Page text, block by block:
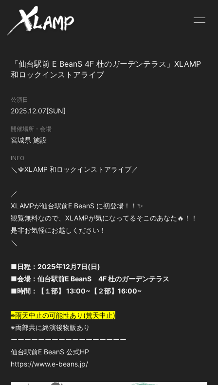
SCHEDULE
公式ストア
DISCOGRAPHY
MOVIE
Q&A
会員登録 ログイン
「仙台駅前 E BeanS 4F 杜のガーデンテラス」XLAMP
和ロックインストアライブ
公演日
2025.12.07[SUN]
開催場所・会場
宮城県施設
INFO
＼🪭XLAMP 和ロックインストアライブ／
／
XLAMPが仙台駅前E BeanS に初登場！！✨
観覧無料なので、XLAMPが気になってるそこのあなた🔥！！
是非お気軽にお越しください！
＼
■日程：2025年12月7日(日)
■会場：仙台駅前E BeanS 4F 杜のガーデンテラス
■時間：【１部】 13:00~【２部】16:00~
※雨天中止の可能性あり(荒天中止)
※両部共に終演後物販あり
ーーーーーーーーーーーーーーーーー
仙台駅前E BeanS 公式HP
https://www.e-beans.jp/